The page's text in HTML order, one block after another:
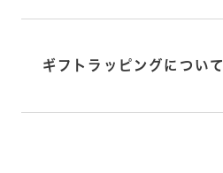
ギフトラッピングについて